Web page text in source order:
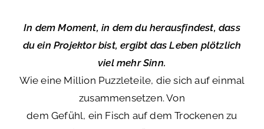
In dem Moment, in dem du herausfindest, dass
du ein Projektor bist, ergibt das Leben plötzlich
viel mehr Sinn.
Wie eine Million Puzzleteile, die sich auf einmal
zusammensetzen. Von
dem Gefühl, ein Fisch auf dem Trockenen zu